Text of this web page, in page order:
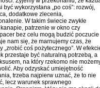
być wykorzystana „po coś”: rozwój,
dodatkowe zlecenia,
W takim świecie zwykłe
patrzenie w okno czy
bez celu mogą budzić poczucie
nam się, że marnujemy czas, że
„zrobić coś pożytecznego”. W
przestaje być naturalną potrzebą, a
na który rzekomo nie
Aby odzyskać umiejętność
trzeba najpierw uznać, że to nie
lecz warunek sprawnego